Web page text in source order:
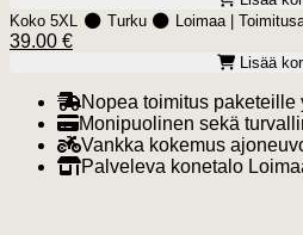
Koko 5XL
Turku Loimaa |
39.00 €
Lisää
Nopea toimitus paketeille
Monipuolinen sekä
Vankka kokemus
Palveleva konetalo